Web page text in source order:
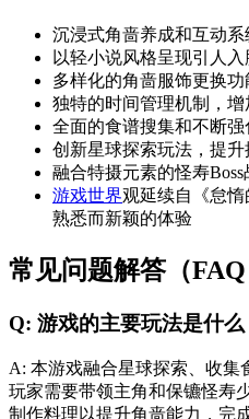
沉浸式角啬养成和互动
以轻小说风格呈现引人
多样化的角啬服饰更换
独特的时间管理机制，
全面的食谱搜集和不断
创新星球探索玩法，提升
融合特摄元素的怪寿
游戏世界观延续自《怠
熟悉而新颖的体验
常见问题解答（FAQ
Q: 游戏的主要玩法是什么
A: 本游戏融合星球探索、收集
玩家需要带领主角和保镳怪寿
制作料理以提升角啬能力，完